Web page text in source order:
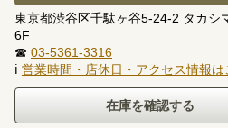
東京都渋谷区千駄ヶ谷5-24-2 タカシ
6F
☎ 03-5361-3316
ℹ 営業時間・店休日・アクセス情報は